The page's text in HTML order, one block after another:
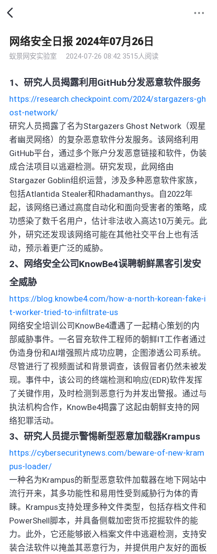
网络安全日报 2024年07月26日
蚁景网安实验室 2024-07-26 08:42 3515人阅读
1、研究人员揭露利用GitHub分发恶意软件服务
https://research.checkpoint.com/2024/stargazers-gh
ost-network/
研究人员揭露了名为Stargazers Ghost Network（观星
者幽灵网络）的复杂恶意软件分发服务。该网络利用
GitHub平台，通过多个账户分发恶意链接和软件，伪装
成合法项目以逃避检测。研究发现，此网络由
Stargazer Goblin组织运营，涉及多种恶意软件家族，
包括Atlantida Stealer和Rhadamanthys。自2022年
起，该网络已通过高度自动化和面向受害者的策略，成
功感染了数千名用户，估计非法收入高达10万美元。此
外，研究还发现该网络可能在其他社交平台上也有活
动，预示着更广泛的威胁。
2、网络安全公司KnowBe4误聘朝鲜黑客引发安
全威胁
https://blog.knowbe4.com/how-a-north-korean-fake-i
t-worker-tried-to-infiltrate-us
网络安全培训公司KnowBe4遭遇了一起精心策划的内
部威胁事件。一名冒充软件工程师的朝鲜IT工作者通过
伪造身份和AI增强照片成功应聘，企图渗透公司系统。
尽管进行了视频面试和背景调查，该假冒者仍然未被发
现。事件中，该公司的终端检测和响应(EDR)软件发挥
了关键作用，及时检测到恶意行为并发出警报。通过与
执法机构合作，KnowBe4揭露了这起由朝鲜支持的网
络犯罪活动。
3、研究人员提示警惕新型恶意加载器Krampus
https://cybersecuritynews.com/beware-of-new-kram
pus-loader/
一种名为Krampus的新型恶意软件加载器在地下网站中
流行开来，其多功能性和易用性受到威胁行为体的青
睐。Krampus支持处理多种文件类型，包括存档文件和
PowerShell脚本，并具备侧载加密货币挖掘软件的能
力。此外，它还能够嵌入档案文件中逃避检测，支持安
装合法软件以掩盖其恶意行为，并提供用户友好的面板